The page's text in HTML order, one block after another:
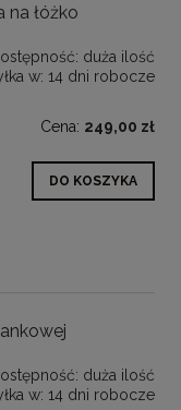
na łóżko
duża ilość
w: 14 dni robocze
Cena: 249,00 zł
DO KOSZYKA
duża ilość
w: 14 dni robocze